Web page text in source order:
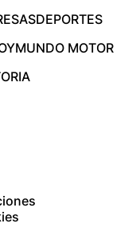
DEPORTES
MUNDO MOTOR